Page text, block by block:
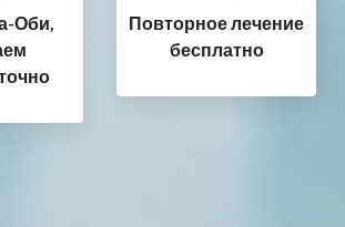
Оби,
Повторное лечение
бесплатно